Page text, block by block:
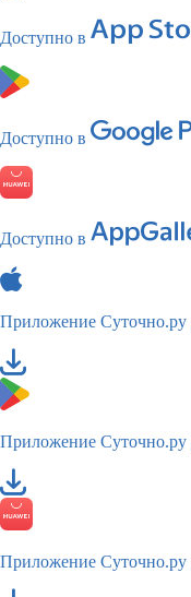
Доступно в
Доступно в
Доступно в
Приложение Суточно.ру
Приложение Суточно.ру
Приложение Суточно.ру